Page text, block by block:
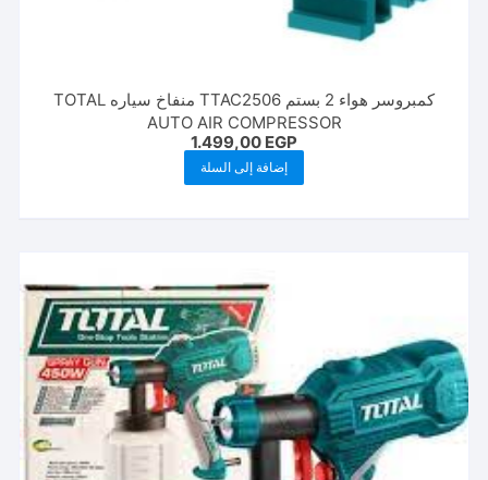
كمبروسر هواء 2 بستم TTAC2506 منفاخ سياره TOTAL
AUTO AIR COMPRESSOR
1.499,00 EGP
إضافة إلى السلة